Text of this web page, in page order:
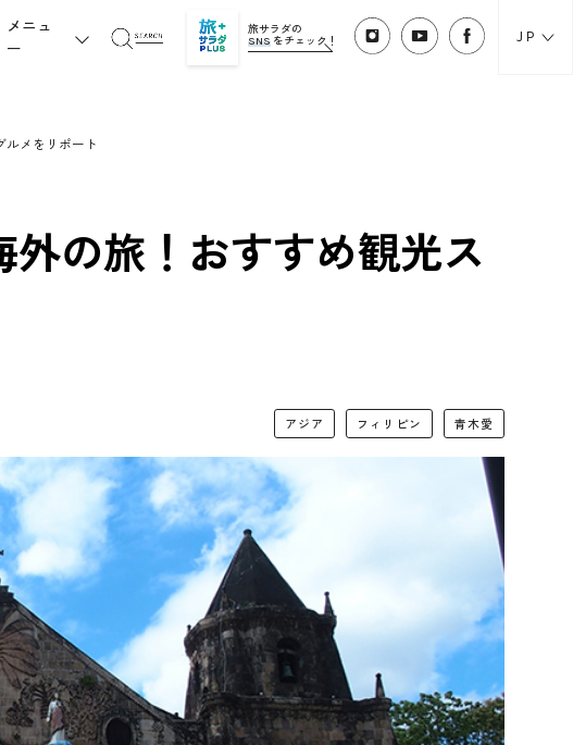
メニュ
ー
旅サラダの
SNS をチェック！ JP
ルメをリポート
外の旅！おすすめ観光ス
アジア フィリピン 青木愛